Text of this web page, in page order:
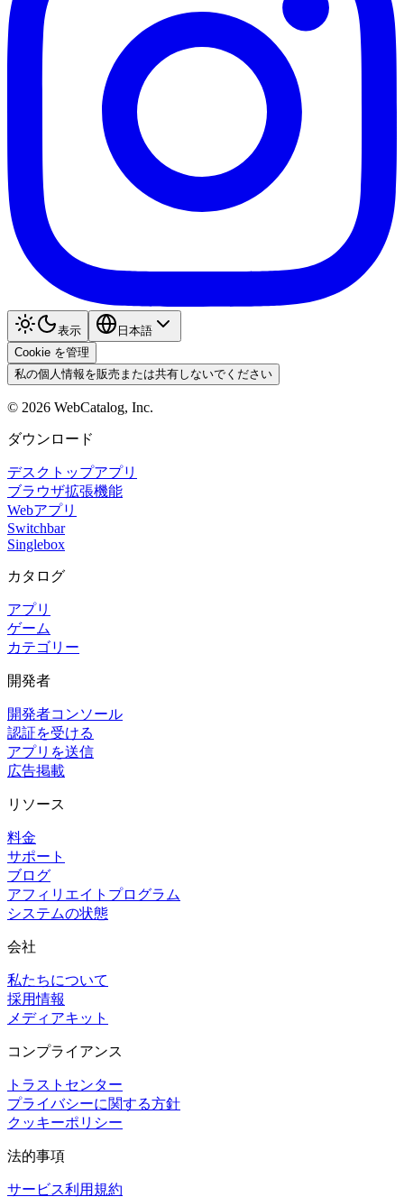
表示
日本語
Cookie を管理
私の個人情報を販売または共有しないでください
© 2026 WebCatalog, Inc.
ダウンロード
デスクトップアプリ
ブラウザ拡張機能
Webアプリ
Switchbar
Singlebox
カタログ
アプリ
ゲーム
カテゴリー
開発者
開発者コンソール
認証を受ける
アプリを送信
広告掲載
リソース
料金
サポート
ブログ
アフィリエイトプログラム
システムの状態
会社
私たちについて
採用情報
メディアキット
コンプライアンス
トラストセンター
プライバシーに関する方針
クッキーポリシー
法的事項
サービス利用規約